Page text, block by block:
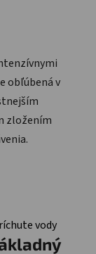
obľúbená v
zložením
vody